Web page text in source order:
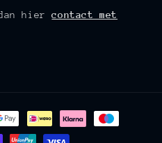
dan hiercontact met